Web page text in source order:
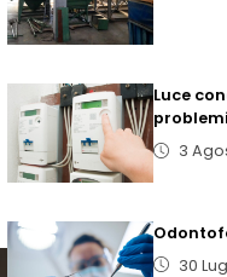
Luce
3
30